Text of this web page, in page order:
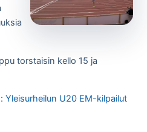
torstaisin kello 15 ja
Yleisurheilun U20 EM-kilpailut